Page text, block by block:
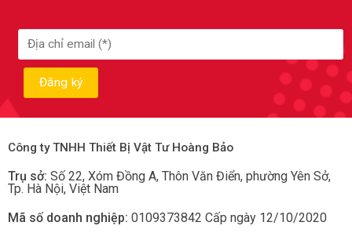
Công ty TNHH Thiết Bị Vật Tư Hoàng Bảo
Trụ sở: Số 22, Xóm Đồng A, Thôn Văn Điển, phường Yên Sở,
Tp. Hà Nội, Việt Nam
Mã số doanh nghiệp: 0109373842 Cấp ngày 12/10/2020